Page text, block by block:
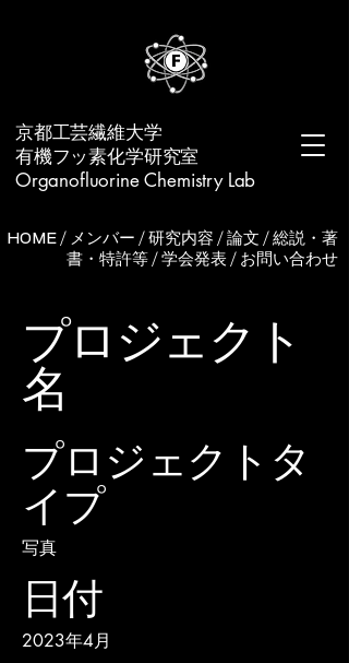
​京都工芸繊維大学
有機フッ素化学研究室
Organofluorine Chemistry Lab
HOME / メンバー / 研究内容 / 論文 / 総説・著
書・特許等 / 学会発表 / お問い合わせ
プロジェクト
名
プロジェクトタ
イプ
写真
日付
2023年4月